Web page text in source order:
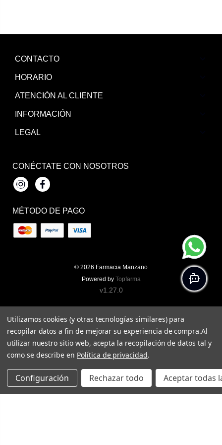
CONTACTO
HORARIO
ATENCIÓN AL CLIENTE
INFORMACIÓN
LEGAL
CONÉCTATE CON NOSOTROS
InstagramFacebook
MÉTODO DE PAGO
© 2026 Farmacia Manzano
Powered by Topfarma
v1.27.0
Utilizamos cookies (y otras tecnologías similares) para
recopilar datos a fin de mejorar su experiencia de compra.Al
utilizar nuestro sitio web, acepta la recopilación de datos tal y
como se describe en Política de privacidad.
Configuración Rechazar todo Aceptar todas